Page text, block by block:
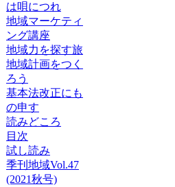
は唄につれ
地域マーケティ
ング講座
地域力を探す旅
地域計画をつく
ろう
基本法改正にも
の申す
読みどころ
目次
試し読み
季刊地域Vol.47
(2021秋号)